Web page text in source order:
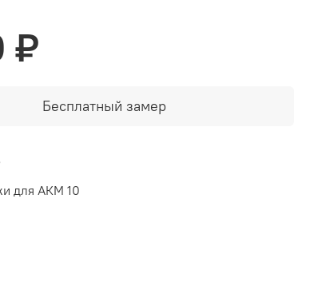
₽
Бесплатный замер
для АКМ 10